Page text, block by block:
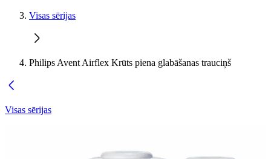
Visas sērijas
Philips Avent Airflex Krūts piena glabāšanas trauciņš
Visas sērijas